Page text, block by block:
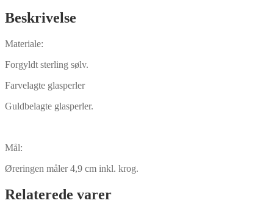
Beskrivelse
Materiale:
Forgyldt sterling sølv.
Farvelagte glasperler
Guldbelagte glasperler.
Mål:
Øreringen måler 4,9 cm inkl. krog.
Relaterede varer